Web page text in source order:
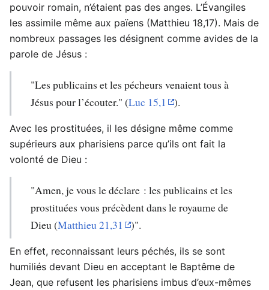
pouvoir romain, n’étaient pas des anges. L’Évangiles
les assimile même aux païens (Matthieu 18,17). Mais de
nombreux passages les désignent comme avides de la
parole de Jésus :
"Les publicains et les pécheurs venaient tous à
Jésus pour l’écouter." (Luc 15,1 ).
Avec les prostituées, il les désigne même comme
supérieurs aux pharisiens parce qu’ils ont fait la
volonté de Dieu :
"Amen, je vous le déclare : les publicains et les
prostituées vous précèdent dans le royaume de
Dieu (Matthieu 21,31 )".
En effet, reconnaissant leurs péchés, ils se sont
humiliés devant Dieu en acceptant le Baptême de
Jean, que refusent les pharisiens imbus d’eux-mêmes